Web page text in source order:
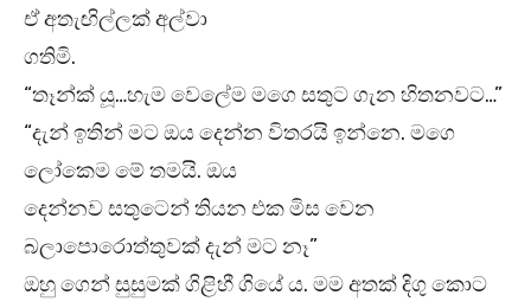
ඒ අතැඟිල්ලක් අල්වා
ගතිමි.
“තෑන්ක් යූ…හැම වෙලේම මගෙ සතුට ගැන හිතනවට…”
“දැන් ඉතින් මට ඔය දෙන්න විතරයි ඉන්නෙ. මගෙ
ලෝකෙම මේ තමයි. ඔය
දෙන්නව සතුටෙන් තියන එක මිස වෙන
බලාපොරොත්තුවක් දැන් මට නෑ”
ඔහු ගෙන් සුසුමක් ගිළිහී ගියේ ය. මම අතක් දිගු කොට